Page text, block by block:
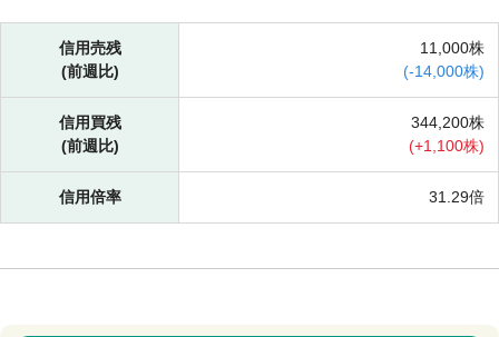
信用売残
(前週比)
11,000株
(-14,000株)
信用買残
(前週比)
344,200株
(+1,100株)
信用倍率 31.29倍